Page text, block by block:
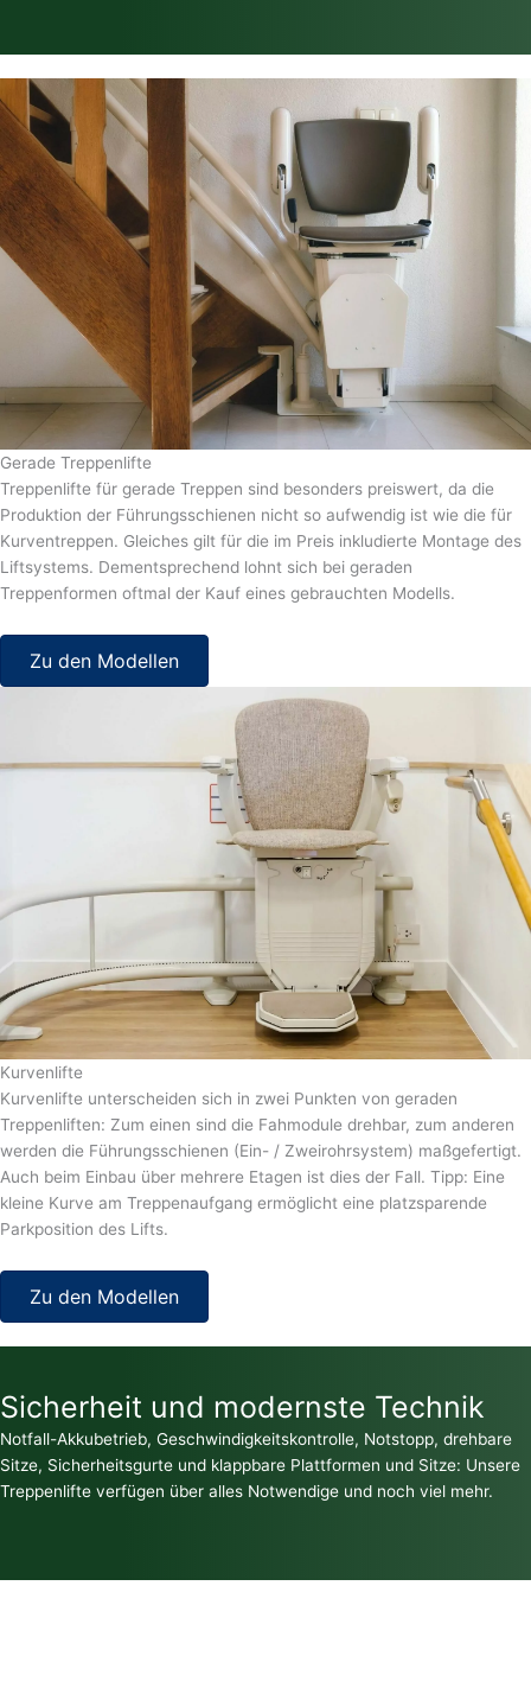
Gerade Treppenlifte
Treppenlifte für gerade Treppen sind besonders preiswert, da die
Produktion der Führungsschienen nicht so aufwendig ist wie die für
Kurventreppen. Gleiches gilt für die im Preis inkludierte Montage des
Liftsystems. Dementsprechend lohnt sich bei geraden
Treppenformen oftmal der Kauf eines gebrauchten Modells.
Zu den Modellen
Kurvenlifte
Kurvenlifte unterscheiden sich in zwei Punkten von geraden
Treppenliften: Zum einen sind die Fahmodule drehbar, zum anderen
werden die Führungsschienen (Ein- / Zweirohrsystem) maßgefertigt.
Auch beim Einbau über mehrere Etagen ist dies der Fall. Tipp: Eine
kleine Kurve am Treppenaufgang ermöglicht eine platzsparende
Parkposition des Lifts.
Zu den Modellen
Sicherheit und modernste Technik
Notfall-Akkubetrieb, Geschwindigkeitskontrolle, Notstopp, drehbare
Sitze, Sicherheitsgurte und klappbare Plattformen und Sitze: Unsere
Treppenlifte verfügen über alles Notwendige und noch viel mehr.